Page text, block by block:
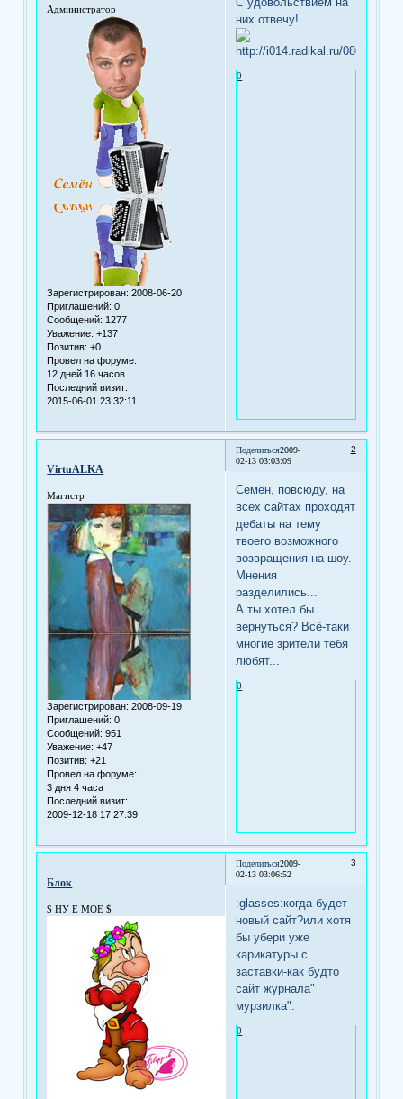
Администратор
Зарегистрирован: 2008-06-20
Приглашений: 0
Сообщений: 1277
Уважение: +137
Позитив: +0
Провел на форуме:
12 дней 16 часов
Последний визит:
2015-06-01 23:32:11
них отвечу!
0
Поделиться 2
2009-
02-13 03:03:09
VirtuALKA
Магистр
Зарегистрирован: 2008-09-19
Приглашений: 0
Сообщений: 951
Уважение: +47
Позитив: +21
Провел на форуме:
3 дня 4 часа
Последний визит:
2009-12-18 17:27:39
Семён, повсюду, на
всех сайтах проходят
дебаты на тему
твоего возможного
возвращения на шоу.
Мнения
разделились...
А ты хотел бы
вернуться? Всё-таки
многие зрители тебя
любят...
0
Поделиться 3
2009-
02-13 03:06:52
Блок
$ НУ Ё МОЁ $
:glasses:когда будет
новый сайт?или хотя
бы убери уже
карикатуры с
заставки-как будто
сайт журнала"
мурзилка".
0